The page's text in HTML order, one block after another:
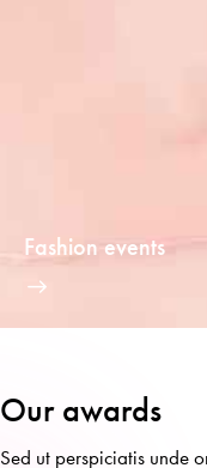
Fashion events
Our awards
Sed ut perspiciatis unde